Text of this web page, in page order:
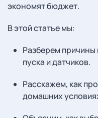
экономят бюджет.
В этой статье мы:
Разберем причины
пуска и датчиков.
Расскажем, как
домашних